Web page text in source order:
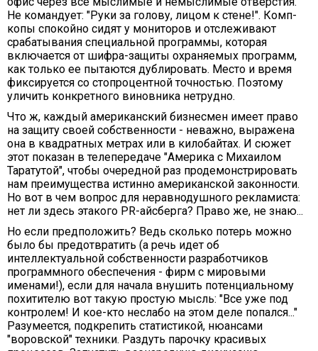
Не командует: "Руки за голову, лицом к стене!". Комп-
копы спокойно сидят у мониторов и отслеживают
срабатывания специальной программы, которая
включается от шифра-защиты охраняемых программ,
как только ее пытаются дублировать. Место и время
фиксируется со стопроцентной точностью. Поэтому
уличить конкретного виновника нетрудно.
Что ж, каждый американский бизнесмен имеет право
на защиту своей собственности - неважно, выражена
она в квадратных метрах или в килобайтах. И сюжет
этот показан в телепередаче "Америка с Михаилом
Таратутой", чтобы очередной раз продемонстрировать
нам преимущества истинно американской законности.
Но вот в чем вопрос для неравнодушного рекламиста:
нет ли здесь этакого PR-айсберга? Право же, не знаю...
Но если предположить? Ведь сколько потерь можно
было бы предотвратить (а речь идет об
интеллектуальной собственности разработчиков
программного обеспечения - фирм с мировыми
именами!), если для начала внушить потенциальному
похитителю вот такую простую мысль: "Все уже под
контролем! И кое-кто неслабо на этом деле попался..."
Разумеется, подкрепить статистикой, нюансами
"воровской" техники. Раздуть парочку красивых